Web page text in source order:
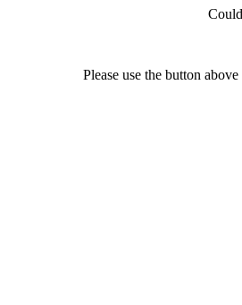
Please use the button